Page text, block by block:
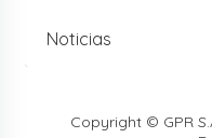
Noticias
Copyright © GPR